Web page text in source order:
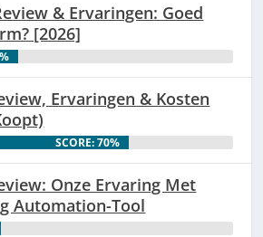
& Ervaringen: Goed
[2026]
Ervaringen & Kosten
SCORE: 70%
Onze Ervaring Met
Automation-Tool